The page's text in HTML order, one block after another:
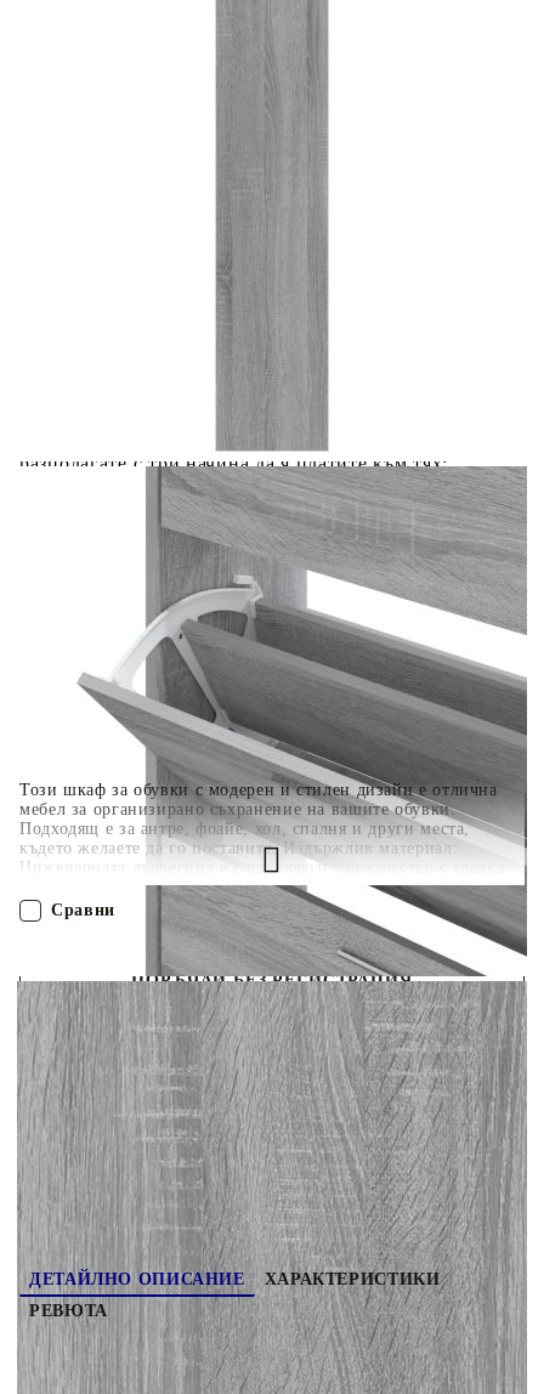
Този шкаф за обувки с модерен и стилен дизайн е отлична
мебел за организирано съхранение на вашите обувки.
Подходящ е за антре, фоайе, хол, спалня и други места,
където желаете да го поставите. Издържлив материал:
Инженерната дървесина е с изключително качество с гладка
повърхност и също така се отличава със здравина, стабилност
и устойчивост на влага.Достатъчно място за съхранение:
Тази етажерка за обувки разполага с 3 чекмеджета,
осигуряващи достатъчно място, където да държите обувките
си подръка и добре подредени.Дизайн с падащо чекмедже:
Със своя дизайн с падащо чекмедже този шкаф за обувки се
отваря и затваря лесно. Забележка:Всеки продукт се доставя с
ръководство за сглобяване в кашона за лесно сглобяване.
Внимание:За да се предотврати преобръщане, този продукт
трябва да се използва с предоставената приставка за стена
Предоставената таблица е с информационна цел.
Добавете продукта в количката си с бутона "Добави в
количката" и при поръчка ще можете да изберете броя
Предоставената таблица е с информационна цел.
количката" и при поръчка ще можете да изберете броя
Предоставената таблица е с информационна цел.
количката" и при поръчка ще можете да изберете броя
поръчката Ви вместо Вас. Вие я получавате и
разполагате с три начина да я платите към тях:
Отложено до 30 дни от момента на изпращане на
поръчката без оскъпяване. За покупки на стойност до
400 лв. / €204,52
Плащане на 4 вноски. Заплащате 20% от стойността на
поръчката си на момента с карта. Останалата сума се
разделя на 3 равни месечни вноски без оскъпяване. За
покупки на стойност до 1000 лв. / €511.31
Плащане на 6 вноски. Стойността на поръчката се
разпределя в 6 равни месечни вноски с оскъпяване. За
покупки на стойност до 2000 лв. / €1022.61
ПОРЪЧАЙ БЕЗ РЕГИСТРАЦИЯ
Наш представител ще се свърже с Вас в рамките на работния ден!
342556 22.000 кг
Оцени продукта
Сравни
ДЕТАЙЛНО ОПИСАНИЕ
ХАРАКТЕРИСТИКИ
РЕВЮТА
Този шкаф за обувки с модерен и стилен дизайн
е отлична мебел за организирано съхранение на